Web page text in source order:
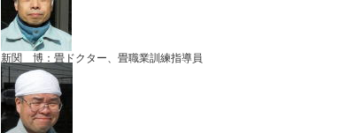
新関 博：畳ドクター、畳職業訓練指導員